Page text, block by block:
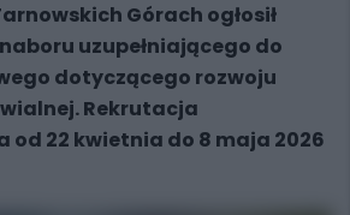
Górach ogłosił
uzupełniającego do
dotyczącego rozwoju
Rekrutacja
od 22 kwietnia do 8 maja 2026